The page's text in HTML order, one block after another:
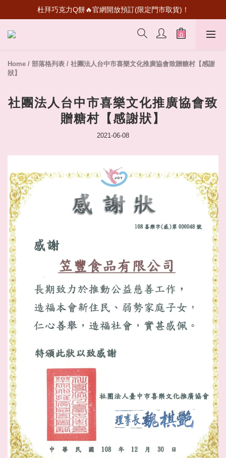
超級瑪利歐聯名登場！送禮收藏一次滿足
杜拜巧克力Q餅🔥官網開放預訂(限定門市取貨)！
首次加入會員💰送50元購物金
Home / 部落格列表 / 社團法人台中市喜樂文化推廣協會致贈糖村【感謝
狀】
社團法人台中市喜樂文化推廣協會致
贈糖村【感謝狀】
2021-06-08